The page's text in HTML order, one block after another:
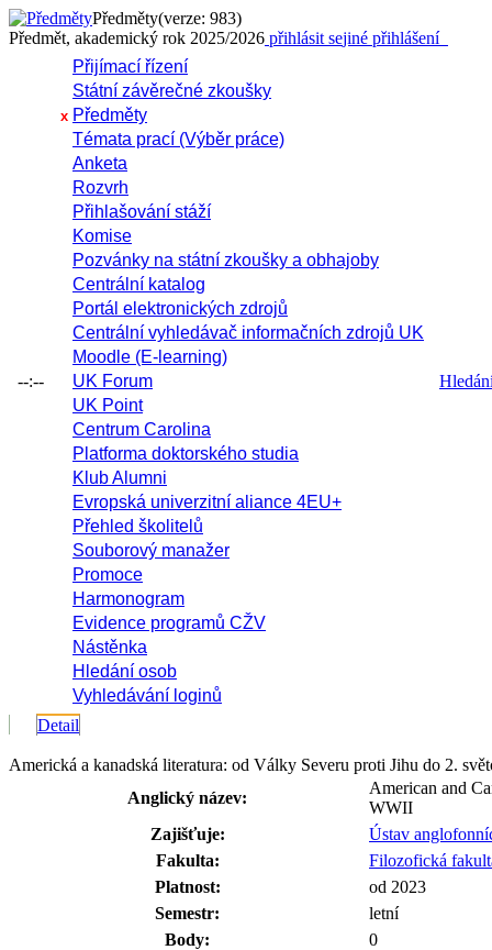
Předměty(verze: 983)
Předmět, akademický rok 2025/2026 přihlásit sejiné přihlášení
--:--
Přijímací řízení
Státní závěrečné zkoušky
x Předměty
Témata prací (Výběr práce)
Anketa
Rozvrh
Přihlašování stáží
Komise
Pozvánky na státní zkoušky a obhajoby
Centrální katalog
Portál elektronických zdrojů
Centrální vyhledávač informačních zdrojů UK
Moodle (E-learning)
UK Forum
UK Point
Centrum Carolina
Platforma doktorského studia
Klub Alumni
Evropská univerzitní aliance 4EU+
Přehled školitelů
Souborový manažer
Promoce
Harmonogram
Evidence programů CŽV
Nástěnka
Hledání osob
Vyhledávání loginů
Detail
Americká a kanadská literatura: od Války Severu proti Jihu do 2.
Anglický název:
American and
WWII
Zajišťuje:
Ústav
Fakulta:
Filozofická
Platnost:
od 2023
Semestr:
letní
Body:
0